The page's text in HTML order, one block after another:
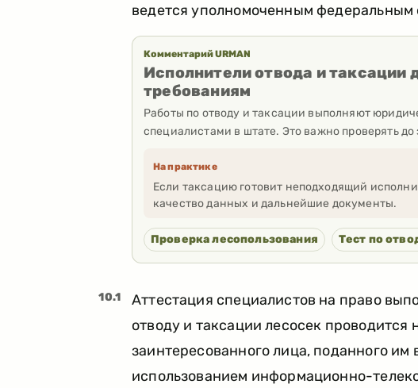
ведется уполномоченным федеральным
Комментарий URMAN
Исполнители отвода и таксации
требованиям
Работы по отводу и таксации выполняют
специалистами в штате. Это важно проверять
На практике
Если таксацию готовит неподходящий
качество данных и дальнейшие документы.
Проверка лесопользования Тест по
10.1
Аттестация специалистов на право
отводу и таксации лесосек проводится
заинтересованного лица, поданного им
использованием информационно-